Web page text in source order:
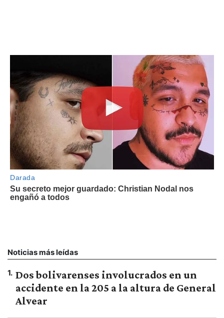
Noticias más leídas
1. Dos bolivarenses involucrados en un
accidente en la 205 a la altura de General
Alvear